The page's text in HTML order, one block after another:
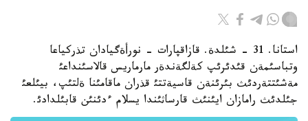
استانا. 31 - شئلدة. قازاقپارات - نورأةگيادان تذركياعا
وتباسئمةن قئدئرئپ كةلگةندةر مارماريس قالاسئنداعئ
مةشئتتةردئث بئرئنةن قاسيةتتئ قذران ماقامئنا ةلتئپ، بيئلعئ
جئلدئث رامازان ايئنئث قارساثئندا يسلام ءدئنئن قابئلدادئ.